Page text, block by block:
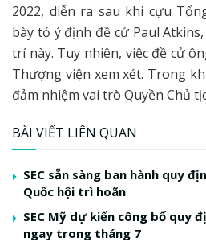
2022, diễn ra sau khi cựu
bày tỏ ý định đề cử Paul Atkins,
trí này. Tuy nhiên, việc đề cử
Thượng viện xem xét. Trong
đảm nhiệm vai trò Quyền Chủ
BÀI VIẾT LIÊN QUAN
SEC sẵn sàng ban hành quy
Quốc hội trì hoãn
SEC Mỹ dự kiến công bố quy
ngay trong tháng 7